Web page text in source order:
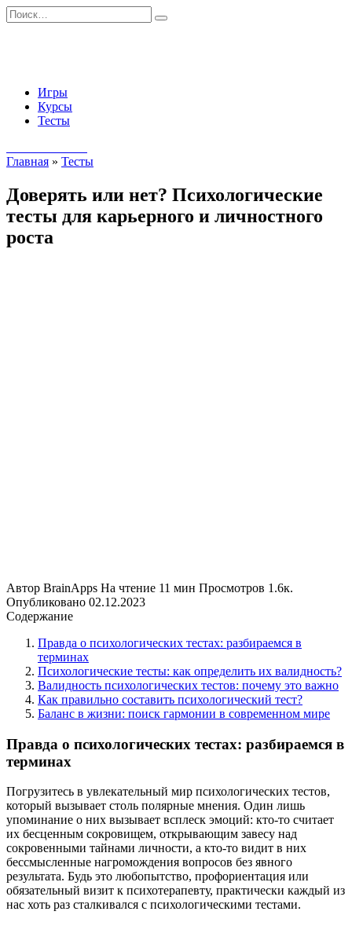
Перейти
к
Search
for:
Игры
Курсы
Тесты
Главная » Тесты
Доверять или нет? Психологические
тесты для карьерного и личностного
роста
Автор BrainApps На чтение 11 мин Просмотров 1.6к.
Опубликовано 02.12.2023
Содержание
Правда о психологических тестах: разбираемся в
терминах
Психологические тесты: как определить их валидность?
Валидность психологических тестов: почему это важно
Как правильно составить психологический тест?
Баланс в жизни: поиск гармонии в современном мире
Правда о психологических тестах: разбираемся в
терминах
Погрузитесь в увлекательный мир психологических тестов,
который вызывает столь полярные мнения. Один лишь
упоминание о них вызывает всплеск эмоций: кто-то считает
их бесценным сокровищем, открывающим завесу над
сокровенными тайнами личности, а кто-то видит в них
бессмысленные нагромождения вопросов без явного
результата. Будь это любопытство, профориентация или
обязательный визит к психотерапевту, практически каждый из
нас хоть раз сталкивался с психологическими тестами.